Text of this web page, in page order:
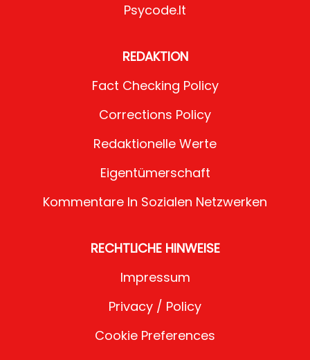
Psycode.it
REDAKTION
Fact Checking Policy
Corrections Policy
Redaktionelle Werte
Eigentümerschaft
Kommentare In Sozialen Netzwerken
RECHTLICHE HINWEISE
Impressum
Privacy / Policy
Cookie Preferences